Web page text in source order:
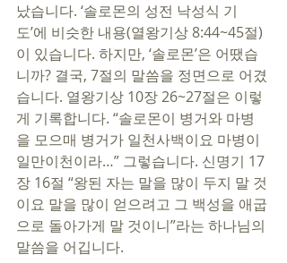
났습니다. ‘솔로몬의 성전 낙성식 기
도’에 비슷한 내용(열왕기상 8:44~45절)
이 있습니다. 하지만, ‘솔로몬’은 어땠습
니까? 결국, 7절의 말씀을 정면으로 어겼
습니다. 열왕기상 10장 26~27절은 이렇
게 기록합니다. “솔로몬이 병거와 마병
을 모으매 병거가 일천사백이요 마병이
일만이천이라…” 그렇습니다. 신명기 17
장 16절 “왕된 자는 말을 많이 두지 말 것
이요 말을 많이 얻으려고 그 백성을 애굽
으로 돌아가게 말 것이니”라는 하나님의
말씀을 어깁니다.